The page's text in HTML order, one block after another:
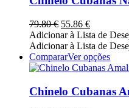
may
be
on
79.80€ O
preço
original
era:
79.80 €.
55.86 €O
preço
atual
é:
55.86 €.
Adicionar à Lista de
Adicionar à Lista de
CompararVer opçõesThis
Chinelo Cubanas